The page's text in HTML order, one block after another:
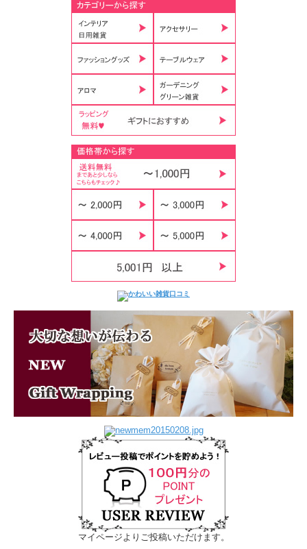
色からお選びいただけます。
■サイズ 縦55ｍｍ 横13ｍｍ
ご希望の方は配送方法選択の画面でメール便をお選び下さい。
(メール便についての注意事項は
ご利用案内 よりご確認くださいませ。）
■商品番号： 170320
マイページよりご投稿いただけます。